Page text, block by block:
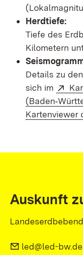
Herdtiefe:
Tiefe des
Kilometern
Details zu
sich im
Kartenviewer
Auskunft
led@led-bw.de